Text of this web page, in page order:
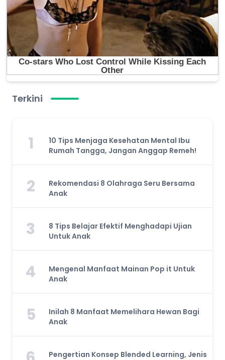
Terkini
1
10 Tips Menjaga Kesehatan Mental Ibu
Rumah Tangga, Jangan Anggap Remeh!
2
Rekomendasi 8 Olahraga Seru Bersama
Anak
3
8 Tips Belajar Efektif Menghadapi Ujian
Untuk Anak
4
Mengenal Manfaat Mainan Pop it Untuk
Anak
5
Inilah 8 Manfaat Memelihara Hewan Bagi
Anak
Pengertian Konsep Blended Learning, Jenis